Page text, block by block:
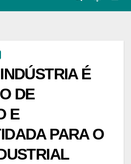
É
DE
E
PARA O